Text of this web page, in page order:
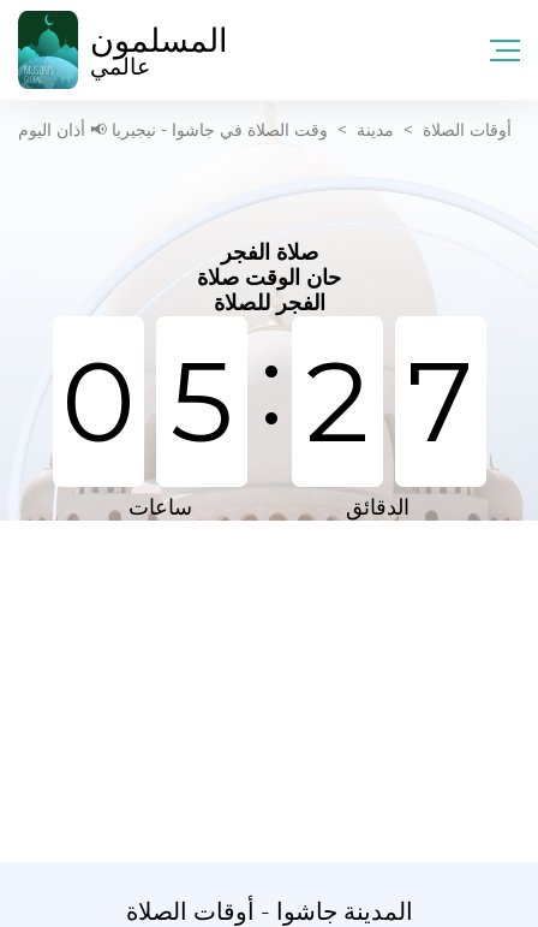
المسلمون
عالمي
أوقات الصلاة > مدينة > وقت الصلاة في جاشوا - نيجيريا 📢 أذان اليوم
صلاة الفجر
حان الوقت صلاة
الفجر للصلاة
0 5 :2 7
ساعات الدقائق
المدينة جاشوا - أوقات الصلاة